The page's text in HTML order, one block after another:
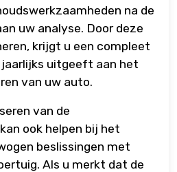
na de
uw analyse. Door deze
krijgt u een compleet
jaarlijks uitgeeft aan het
van uw auto.
van de
ook helpen bij het
beslissingen met
Als u merkt dat de